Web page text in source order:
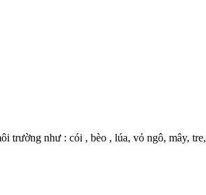
trường như : cói , bèo , lúa, vỏ ngô, mây,